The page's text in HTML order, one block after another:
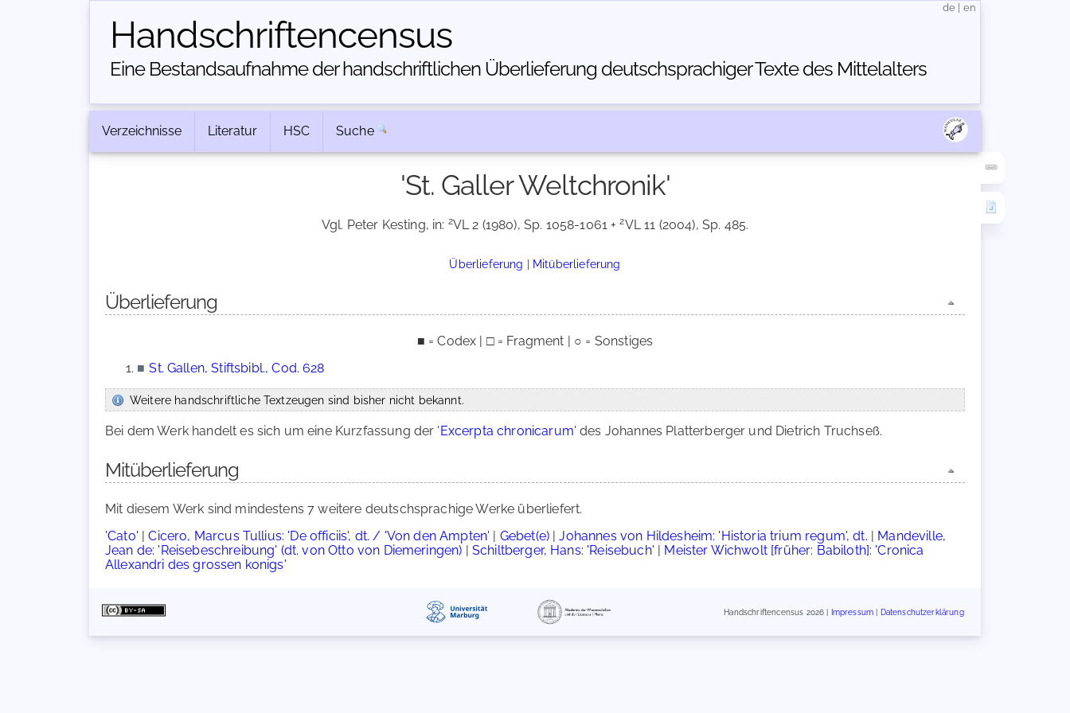
Handschriften­census
Eine Bestandsaufnahme der handschriftlichen Über­lieferung deutschsprachiger Texte des Mittelalters
de en
Verzeichnisse Literatur HSC Suche
'St. Galler Weltchronik'
Vgl. Peter Kesting, in: 2VL 2 (1980), Sp. 1058-1061 +2VL 11 (2004), Sp. 485.
Überlieferung | Mitüberlieferung
Überlieferung
■ = Codex | □ = Fragment | ○ = Sonstiges
■ St. Gallen, Stiftsbibl., Cod. 628
Weitere handschriftliche Textzeugen sind bisher nicht bekannt.
Bei dem Werk handelt es sich um eine Kurzfassung der 'Excerpta chronicarum' des Johannes Platterberger und Dietrich Truchseß.
Mitüberlieferung
Mit diesem Werk sind mindestens 7 weitere deutschsprachige Werke überliefert.
'Cato' |Cicero, Marcus Tullius: 'De officiis', dt. / 'Von den Ampten' | Gebet(e)|Johannes von Hildesheim: 'Historia trium regum', dt. | Mandeville,
Jean de: 'Reisebeschreibung' (dt. von Otto von Diemeringen) | Schiltberger, Hans: 'Reisebuch' | Meister Wichwolt [früher: Babiloth]: 'Cronica
Allexandri des grossen konigs'
Handschriftencensus 2026 | Impressum Datenschutzerklärung